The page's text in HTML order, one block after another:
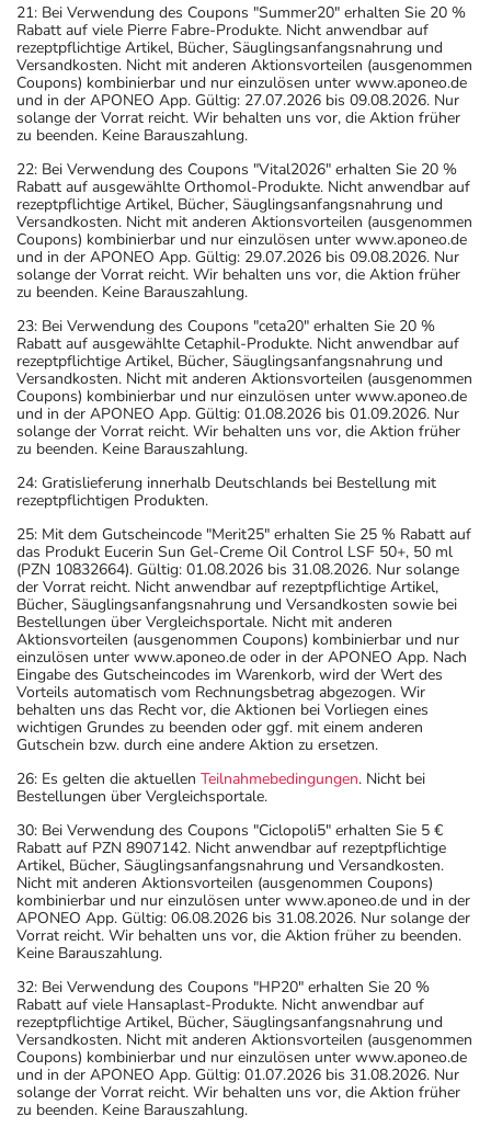
21: Bei Verwendung des Coupons "Summer20" erhalten Sie 20 %
Rabatt auf viele Pierre Fabre-Produkte. Nicht anwendbar auf
rezeptpflichtige Artikel, Bücher, Säuglingsanfangsnahrung und
Versandkosten. Nicht mit anderen Aktionsvorteilen (ausgenommen
Coupons) kombinierbar und nur einzulösen unter www.aponeo.de
und in der APONEO App. Gültig: 27.07.2026 bis 09.08.2026. Nur
solange der Vorrat reicht. Wir behalten uns vor, die Aktion früher
zu beenden. Keine Barauszahlung.
22: Bei Verwendung des Coupons "Vital2026" erhalten Sie 20 %
Rabatt auf ausgewählte Orthomol-Produkte. Nicht anwendbar auf
rezeptpflichtige Artikel, Bücher, Säuglingsanfangsnahrung und
Versandkosten. Nicht mit anderen Aktionsvorteilen (ausgenommen
Coupons) kombinierbar und nur einzulösen unter www.aponeo.de
und in der APONEO App. Gültig: 29.07.2026 bis 09.08.2026. Nur
solange der Vorrat reicht. Wir behalten uns vor, die Aktion früher
zu beenden. Keine Barauszahlung.
23: Bei Verwendung des Coupons "ceta20" erhalten Sie 20 %
Rabatt auf ausgewählte Cetaphil-Produkte. Nicht anwendbar auf
rezeptpflichtige Artikel, Bücher, Säuglingsanfangsnahrung und
Versandkosten. Nicht mit anderen Aktionsvorteilen (ausgenommen
Coupons) kombinierbar und nur einzulösen unter www.aponeo.de
und in der APONEO App. Gültig: 01.08.2026 bis 01.09.2026. Nur
solange der Vorrat reicht. Wir behalten uns vor, die Aktion früher
zu beenden. Keine Barauszahlung.
24: Gratislieferung innerhalb Deutschlands bei Bestellung mit
rezeptpflichtigen Produkten.
25: Mit dem Gutscheincode "Merit25" erhalten Sie 25 % Rabatt auf
das Produkt Eucerin Sun Gel-Creme Oil Control LSF 50+, 50 ml
(PZN 10832664). Gültig: 01.08.2026 bis 31.08.2026. Nur solange
der Vorrat reicht. Nicht anwendbar auf rezeptpflichtige Artikel,
Bücher, Säuglingsanfangsnahrung und Versandkosten sowie bei
Bestellungen über Vergleichsportale. Nicht mit anderen
Aktionsvorteilen (ausgenommen Coupons) kombinierbar und nur
einzulösen unter www.aponeo.de oder in der APONEO App. Nach
Eingabe des Gutscheincodes im Warenkorb, wird der Wert des
Vorteils automatisch vom Rechnungsbetrag abgezogen. Wir
behalten uns das Recht vor, die Aktionen bei Vorliegen eines
wichtigen Grundes zu beenden oder ggf. mit einem anderen
Gutschein bzw. durch eine andere Aktion zu ersetzen.
26: Es gelten die aktuellen Teilnahmebedingungen. Nicht bei
Bestellungen über Vergleichsportale.
30: Bei Verwendung des Coupons "Ciclopoli5" erhalten Sie 5 €
Rabatt auf PZN 8907142. Nicht anwendbar auf rezeptpflichtige
Artikel, Bücher, Säuglingsanfangsnahrung und Versandkosten.
Nicht mit anderen Aktionsvorteilen (ausgenommen Coupons)
kombinierbar und nur einzulösen unter www.aponeo.de und in der
APONEO App. Gültig: 06.08.2026 bis 31.08.2026. Nur solange der
Vorrat reicht. Wir behalten uns vor, die Aktion früher zu beenden.
Keine Barauszahlung.
32: Bei Verwendung des Coupons "HP20" erhalten Sie 20 %
Rabatt auf viele Hansaplast-Produkte. Nicht anwendbar auf
rezeptpflichtige Artikel, Bücher, Säuglingsanfangsnahrung und
Versandkosten. Nicht mit anderen Aktionsvorteilen (ausgenommen
Coupons) kombinierbar und nur einzulösen unter www.aponeo.de
und in der APONEO App. Gültig: 01.07.2026 bis 31.08.2026. Nur
solange der Vorrat reicht. Wir behalten uns vor, die Aktion früher
zu beenden. Keine Barauszahlung.